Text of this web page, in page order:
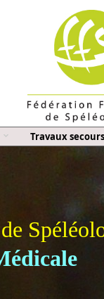
Travaux secours